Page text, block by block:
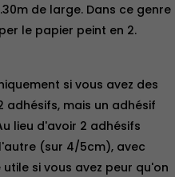
de large. Dans ce genre
le papier peint en 2.
si vous avez des
adhésifs, mais un adhésif
lieu d'avoir 2 adhésifs
(sur 4/5cm), avec
si vous avez peur qu'on